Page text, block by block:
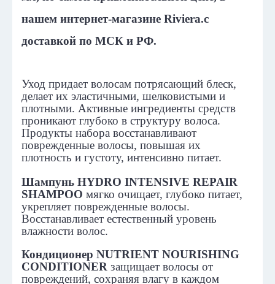
нашем интернет-магазине Riviera.с
доставкой по МСК и РФ.
Уход придает волосам потрясающий блеск,
делает их эластичными, шелковистыми и
плотными. Активные ингредиенты средств
проникают глубоко в структуру волоса.
Продукты набора восстанавливают
поврежденные волосы, повышая их
плотность и густоту, интенсивно питает.
Шампунь HYDRO INTENSIVE REPAIR
SHAMPOO мягко очищает, глубоко питает,
укрепляет поврежденные волосы.
Восстанавливает естественный уровень
влажности волос.
Кондиционер NUTRIENT NOURISHING
CONDITIONER защищает волосы от
повреждений, сохраняя влагу в каждом